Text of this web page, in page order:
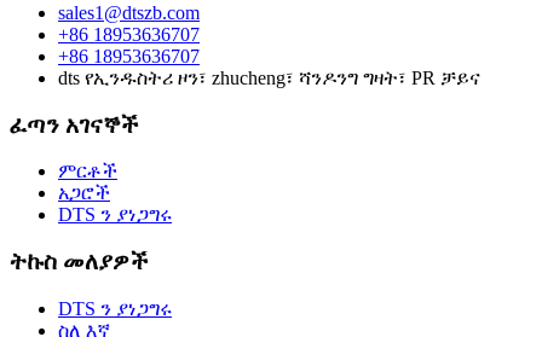
sales1@dtszb.com
+86 18953636707
+86 18953636707
dts የኢንዱስትሪ ዞን፣ zhucheng፣ ሻንዶንግ ግዛት፣ PR ቻይና
ፈጣን አገናኞች
ምርቶች
አጋሮች
DTS ን ያነጋግሩ
ትኩስ መለያዎች
DTS ን ያነጋግሩ
ስለ እኛ